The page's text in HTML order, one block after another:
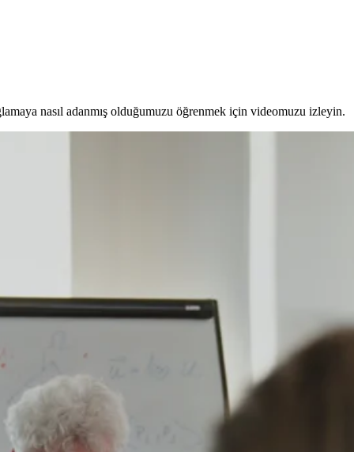
nasıl adanmış olduğumuzu öğrenmek için videomuzu izleyin.